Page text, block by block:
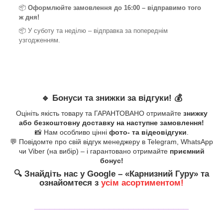
📦 Оформлюйте замовлення до 16:00 – відправимо того
ж дня!
📦 У суботу та неділю – відправка за попереднім
узгодженням.
🔹 Бонуси та знижки за відгуки! 💰
Оцініть якість товару та ГАРАНТОВАНО отримайте знижку
або безкоштовну доставку на наступне замовлення!
📸 Нам особливо цінні фото- та відеовідгуки
💬 Повідомте про свій відгук менеджеру в Telegram, WhatsApp
чи Viber (на вибір) – і гарантовано отримайте приємний
бонус!
🔍 Знайдіть нас у Google – «Карнизний Гуру» та
ознайомтеся з усім асортиментом!